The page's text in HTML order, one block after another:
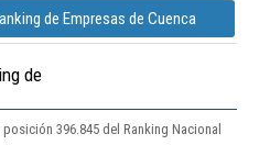
de Empresas de Cuenca
de
396.845 del Ranking Nacional